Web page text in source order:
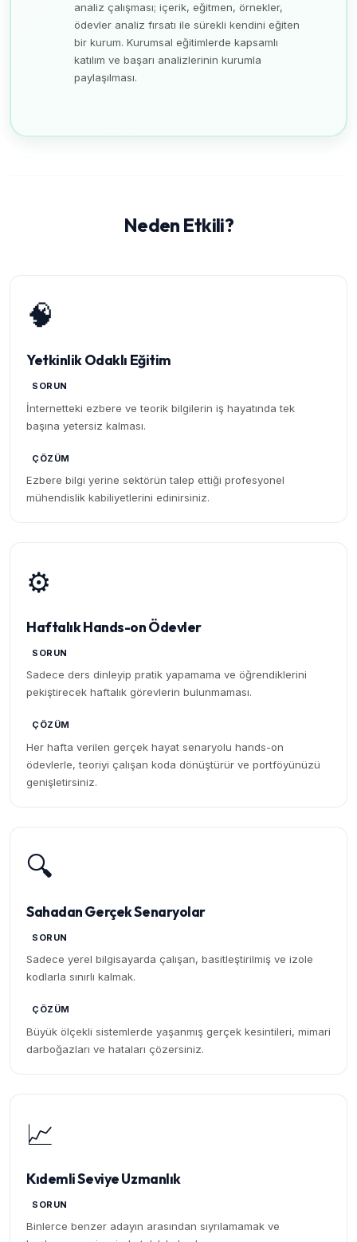
analiz çalışması; içerik, eğitmen, örnekler,
ödevler analiz fırsatı ile sürekli kendini eğiten
bir kurum. Kurumsal eğitimlerde kapsamlı
katılım ve başarı analizlerinin kurumla
paylaşılması.
Neden Etkili?
🧠
Yetkinlik Odaklı Eğitim
SORUN
İnternetteki ezbere ve teorik bilgilerin iş hayatında tek
başına yetersiz kalması.
ÇÖZÜM
Ezbere bilgi yerine sektörün talep ettiği profesyonel
mühendislik kabiliyetlerini edinirsiniz.
⚙️
Haftalık Hands-on Ödevler
SORUN
Sadece ders dinleyip pratik yapamama ve öğrendiklerini
pekiştirecek haftalık görevlerin bulunmaması.
ÇÖZÜM
Her hafta verilen gerçek hayat senaryolu hands-on
ödevlerle, teoriyi çalışan koda dönüştürür ve portföyünüzü
genişletirsiniz.
🔍
Sahadan Gerçek Senaryolar
SORUN
Sadece yerel bilgisayarda çalışan, basitleştirilmiş ve izole
kodlarla sınırlı kalmak.
ÇÖZÜM
Büyük ölçekli sistemlerde yaşanmış gerçek kesintileri, mimari
darboğazları ve hataları çözersiniz.
📈
Kıdemli Seviye Uzmanlık
SORUN
Binlerce benzer adayın arasından sıyrılamamak ve